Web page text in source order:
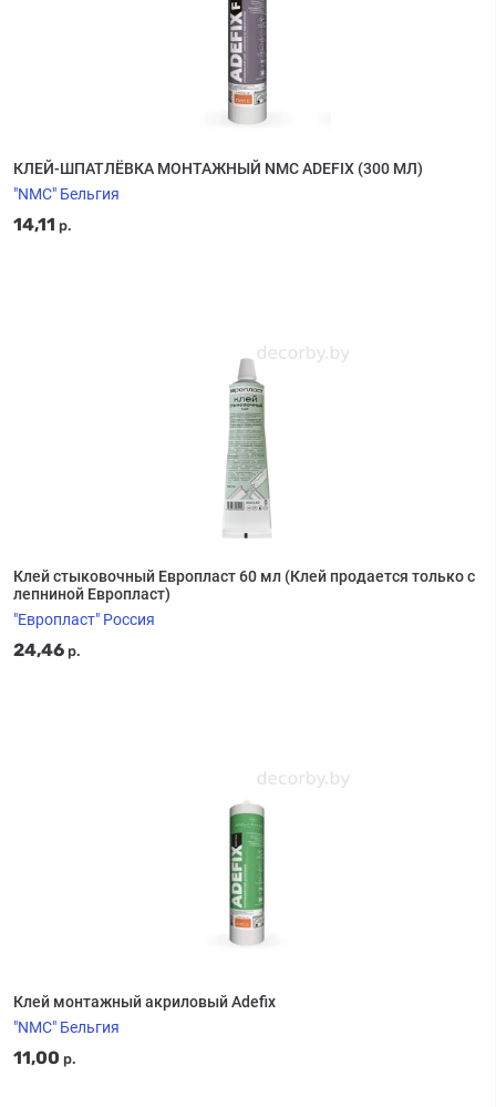
КЛЕЙ-ШПАТЛЁВКА МОНТАЖНЫЙ NMC ADEFIX (300 МЛ)
"NMC" Бельгия
14,11 р.
Клей стыковочный Европласт 60 мл (Клей продается только с
лепниной Европласт)
"Европласт" Россия
24,46 р.
Клей монтажный акриловый Adefix
"NMC" Бельгия
11,00 р.